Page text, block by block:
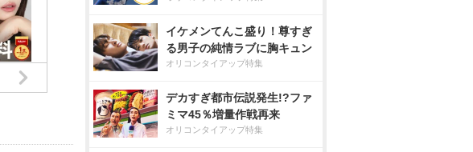
イケメンてんこ盛り！尊すぎ
る男子の純情ラブに胸キュン
オリコンタイアップ特集
デカすぎ都市伝説発生!?ファ
ミマ45％増量作戦再来
オリコンタイアップ特集